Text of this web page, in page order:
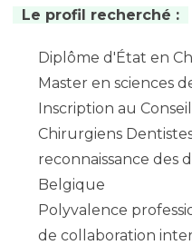
Le profil recherché :
Diplôme d'État en
Master en sciences
Inscription au
Chirurgiens
reconnaissance des
Belgique
Polyvalence
de collaboration